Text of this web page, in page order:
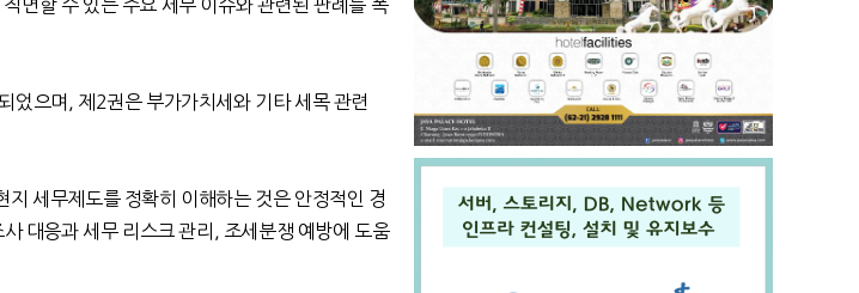
면할 수 있는 주요 세무 이슈와 관련된 판례를 폭
었으며 제 2권은 부가가치세와 기타 세목 관련
지 세무제도를 정확히 이해하는 것은 안정적인 경
대응과 세무 리스크 관리
조세분쟁 예방에 도움